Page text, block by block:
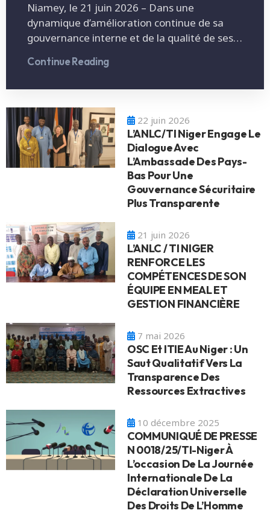
Niamey, le 21 juin 2026 – Dans une
dynamique d’amélioration continue de sa
gouvernance interne et de la qualité de ses…
Continue Reading
22 juin 2026
L’ANLC/TI Niger Engage Le
Dialogue Avec
L’Ambassade Des Pays-
Bas Pour Une
Gouvernance Sécuritaire
Plus Transparente
21 juin 2026
L’ANLC / TI NIGER
RENFORCE LES
COMPÉTENCES DE SON
ÉQUIPE EN MEAL ET
GESTION FINANCIÈRE
7 mai 2026
OSC Et ITIE Au Niger : Un
Saut Qualitatif Vers La
Transparence Des
Ressources Extractives
10 décembre 2025
COMMUNIQUÉ DE PRESSE
N 0018/25/TI-Niger À
L’occasion De La Journée
Internationale De La
Déclaration Universelle
Des Droits De L’Homme